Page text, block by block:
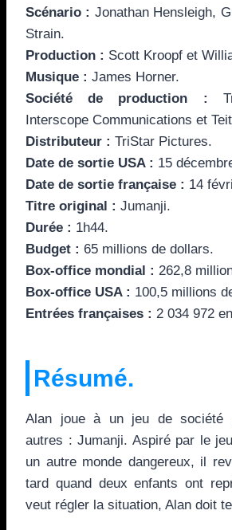
Scénario : Jonathan Hensleigh,
Strain.
Production : Scott Kroopf et
Musique : James Horner.
Société de production :
Interscope Communications et
Distributeur : TriStar Pictures.
Date de sortie USA : 15
Date de sortie française : 14
Titre original : Jumanji.
Durée : 1h44.
Budget : 65 millions de dollars.
Box-office mondial : 262,8
Box-office USA : 100,5 millions
Entrées françaises : 2 034 972
Résumé.
Alan joue à un jeu de société
autres : Jumanji. Aspiré par le
un autre monde dangereux, il
tard quand deux enfants ont
veut régler la situation, Alan doit